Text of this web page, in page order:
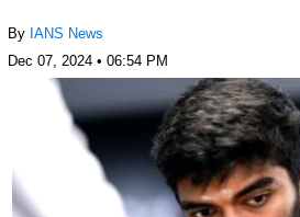
By IANS News
Dec 07, 2024 • 06:54 PM